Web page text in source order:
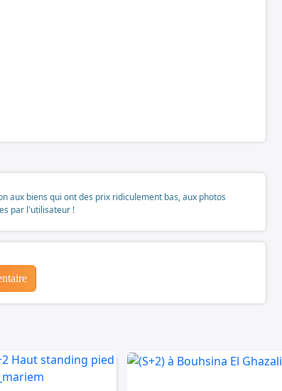
aux biens qui ont des prix ridiculement bas, aux photos
par l'utilisateur !